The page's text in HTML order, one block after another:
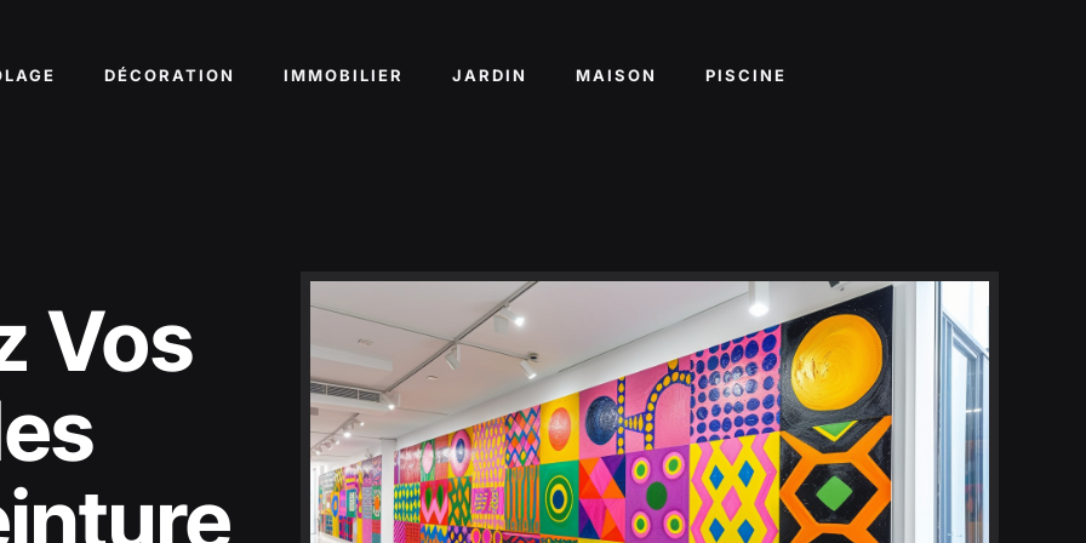
DÉCORATION IMMOBILIER JARDIN MAISON PISCINE
Vos